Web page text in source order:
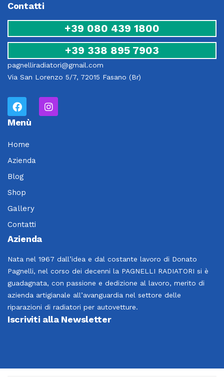
Contatti
+39 080 439 1800
+39 338 895 7903
pagnelliradiatori@gmail.com
Via San Lorenzo 5/7, 72015 Fasano (Br)
Menù
Home
Azienda
Blog
Shop
Gallery
Contatti
Azienda
Nata nel 1967 dall’idea e dal costante lavoro di Donato
Pagnelli, nel corso dei decenni la PAGNELLI RADIATORI si è
guadagnata, con passione e dedizione al lavoro, merito di
azienda artigianale all’avanguardia nel settore delle
riparazioni di radiatori per autovetture.
Iscriviti alla Newsletter